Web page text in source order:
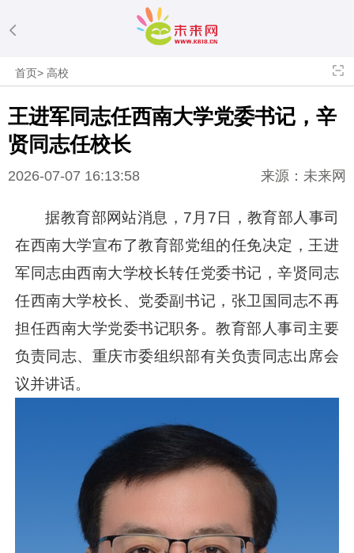
首页>高校
王进军同志任西南大学党委书记，辛
贤同志任校长
2026-07-07 16:13:58 来源：未来网
据教育部网站消息，7月7日，教育部人事司
在西南大学宣布了教育部党组的任免决定，王进
军同志由西南大学校长转任党委书记，辛贤同志
任西南大学校长、党委副书记，张卫国同志不再
担任西南大学党委书记职务。教育部人事司主要
负责同志、重庆市委组织部有关负责同志出席会
议并讲话。